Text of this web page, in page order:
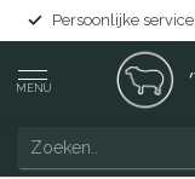
Persoonlijke
MENU